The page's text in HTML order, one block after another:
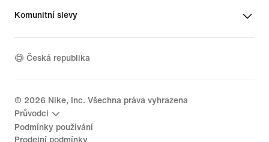
Komunitní slevy
Česká republika
© 2026 Nike, Inc. Všechna práva vyhrazena
Průvodci
Podmínky používání
Prodejní podmínky